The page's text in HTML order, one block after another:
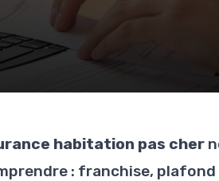
habitation pas cher
: franchise,